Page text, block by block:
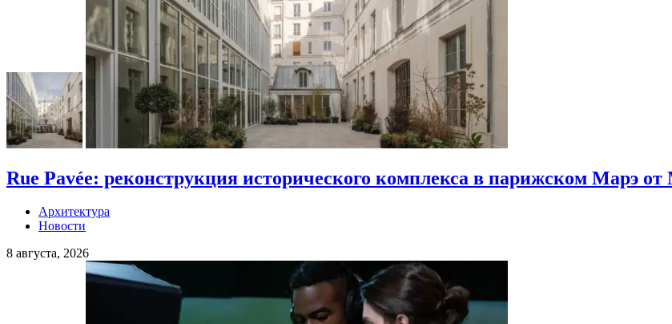
Rue Pavée: реконструкция исторического комплекса в парижском Марэ
Архитектура
Новости
8 августа, 2026